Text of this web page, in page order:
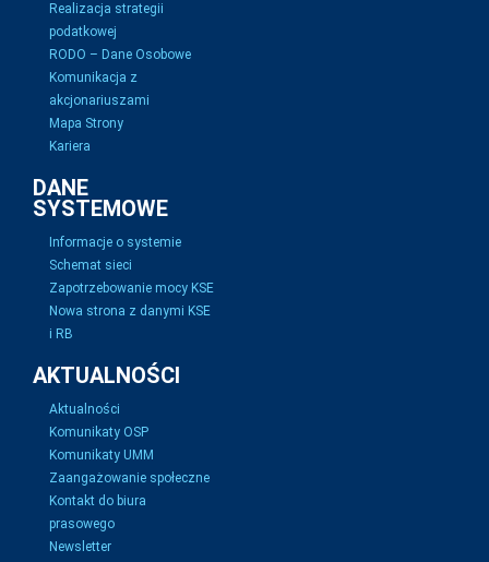
Realizacja strategii
podatkowej
RODO – Dane Osobowe
Komunikacja z
akcjonariuszami
Mapa Strony
Kariera
DANE
SYSTEMOWE
Informacje o systemie
Schemat sieci
Zapotrzebowanie mocy KSE
Nowa strona z danymi KSE
i RB
AKTUALNOŚCI
Aktualności
Komunikaty OSP
Komunikaty UMM
Zaangażowanie społeczne
Kontakt do biura
prasowego
Newsletter